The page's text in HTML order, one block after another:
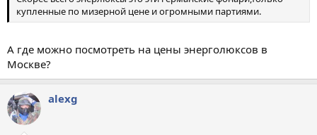
купленные по мизерной цене и огромными партиями.
А где можно посмотреть на цены энерголюксов в
Москве?
alexg